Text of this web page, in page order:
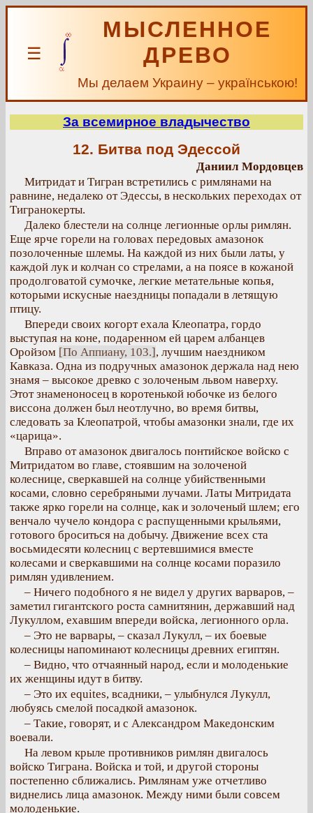
☰
МЫСЛЕННОЕ
ДРЕВО
Мы делаем Украину – українською!
За всемирное владычество
12. Битва под Эдессой
Даниил Мордовцев
Митридат и Тигран встретились с римлянами на
равнине, недалеко от Эдессы, в нескольких переходах от
Тигранокерты.
Далеко блестели на солнце легионные орлы римлян.
Еще ярче горели на головах передовых амазонок
позолоченные шлемы. На каждой из них были латы, у
каждой лук и колчан со стрелами, а на поясе в кожаной
продолговатой сумочке, легкие метательные копья,
которыми искусные наездницы попадали в летящую
птицу.
Впереди своих когорт ехала Клеопатра, гордо
выступая на коне, подаренном ей царем албанцев
Оройзом [По Аппиану, 103.], лучшим наездником
Кавказа. Одна из подручных амазонок держала над нею
знамя – высокое древко с золоченым львом наверху.
Этот знаменоносец в коротенькой юбочке из белого
виссона должен был неотлучно, во время битвы,
следовать за Клеопатрой, чтобы амазонки знали, где их
«царица».
Вправо от амазонок двигалось понтийское войско с
Митридатом во главе, стоявшим на золоченой
колеснице, сверкавшей на солнце убийственными
косами, словно серебряными лучами. Латы Митридата
также ярко горели на солнце, как и золоченый шлем; его
венчало чучело кондора с распущенными крыльями,
готового броситься на добычу. Движение всех ста
восьмидесяти колесниц с вертевшимися вместе
колесами и сверкавшими на солнце косами поразило
римлян удивлением.
– Ничего подобного я не видел у других варваров, –
заметил гигантского роста самнитянин, державший над
Лукуллом, ехавшим впереди войска, легионного орла.
– Это не варвары, – сказал Лукулл, – их боевые
колесницы напоминают колесницы древних египтян.
– Видно, что отчаянный народ, если и молоденькие
их женщины идут в битву.
– Это их equites, всадники, – улыбнулся Лукулл,
любуясь смелой посадкой амазонок.
– Такие, говорят, и с Александром Македонским
воевали.
На левом крыле противников римлян двигалось
войско Тиграна. Войска и той, и другой стороны
постепенно сближались. Римлянам уже отчетливо
виднелись лица амазонок. Между ними были совсем
молоденькие.